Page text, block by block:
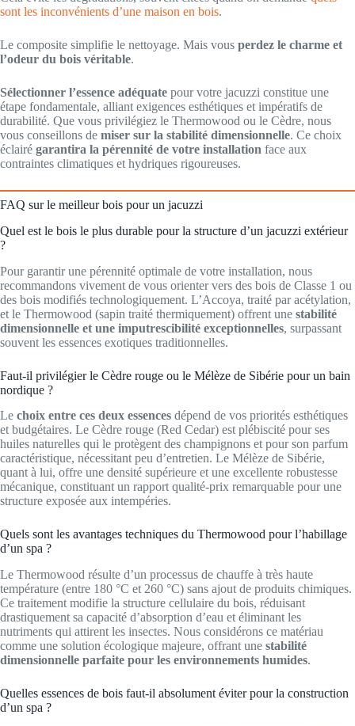
sont les inconvénients d’une maison en bois.
Le composite simplifie le nettoyage. Mais vous perdez le charme et
l’odeur du bois véritable.
Sélectionner l’essence adéquate pour votre jacuzzi constitue une
étape fondamentale, alliant exigences esthétiques et impératifs de
durabilité. Que vous privilégiez le Thermowood ou le Cèdre, nous
vous conseillons de miser sur la stabilité dimensionnelle. Ce choix
éclairé garantira la pérennité de votre installation face aux
contraintes climatiques et hydriques rigoureuses.
FAQ sur le meilleur bois pour un jacuzzi
Quel est le bois le plus durable pour la structure d’un jacuzzi extérieur
?
Pour garantir une pérennité optimale de votre installation, nous
recommandons vivement de vous orienter vers des bois de Classe 1 ou
des bois modifiés technologiquement. L’Accoya, traité par acétylation,
et le Thermowood (sapin traité thermiquement) offrent une stabilité
dimensionnelle et une imputrescibilité exceptionnelles, surpassant
souvent les essences exotiques traditionnelles.
Faut-il privilégier le Cèdre rouge ou le Mélèze de Sibérie pour un bain
nordique ?
Le choix entre ces deux essences dépend de vos priorités esthétiques
et budgétaires. Le Cèdre rouge (Red Cedar) est plébiscité pour ses
huiles naturelles qui le protègent des champignons et pour son parfum
caractéristique, nécessitant peu d’entretien. Le Mélèze de Sibérie,
quant à lui, offre une densité supérieure et une excellente robustesse
mécanique, constituant un rapport qualité-prix remarquable pour une
structure exposée aux intempéries.
Quels sont les avantages techniques du Thermowood pour l’habillage
d’un spa ?
Le Thermowood résulte d’un processus de chauffe à très haute
température (entre 180 °C et 260 °C) sans ajout de produits chimiques.
Ce traitement modifie la structure cellulaire du bois, réduisant
drastiquement sa capacité d’absorption d’eau et éliminant les
nutriments qui attirent les insectes. Nous considérons ce matériau
comme une solution écologique majeure, offrant une stabilité
dimensionnelle parfaite pour les environnements humides.
Quelles essences de bois faut-il absolument éviter pour la construction
d’un spa ?